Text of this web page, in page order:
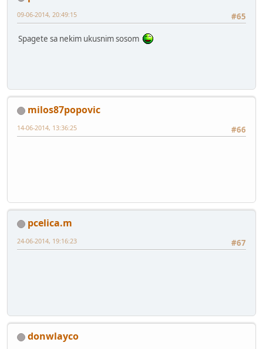
#65
09-06-2014, 20:49:15
Spagete sa nekim ukusnim sosom
milos87popovic
#66
14-06-2014, 13:36:25
pcelica.m
#67
24-06-2014, 19:16:23
donwlayco